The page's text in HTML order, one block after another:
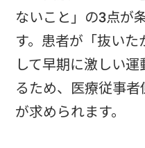
ないこと」の3点が
す。患者が「抜い
して早期に激しい
るため、医療従事
が求められます。